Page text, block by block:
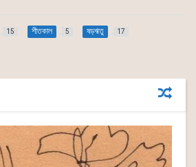
15 শীতকাল 5 ষড়ঋতু 17